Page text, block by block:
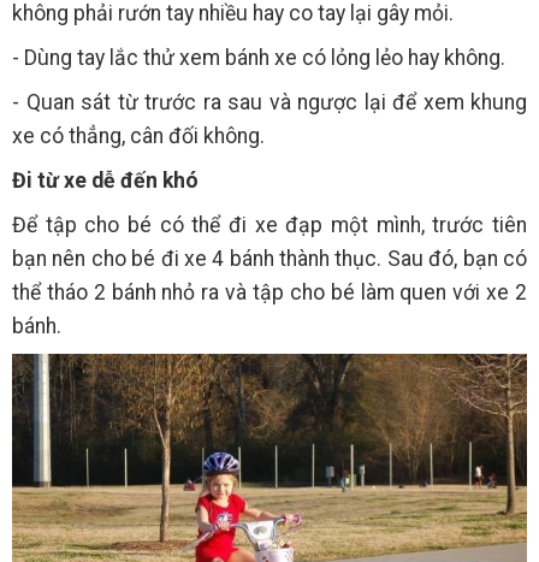
không phải rướn tay nhiều hay co tay lại gây mỏi.
- Dùng tay lắc thử xem bánh xe có lỏng lẻo hay không.
- Quan sát từ trước ra sau và ngược lại để xem khung
xe có thẳng, cân đối không.
Đi từ xe dễ đến khó
Để tập cho bé có thể đi xe đạp một mình, trước tiên
bạn nên cho bé đi xe 4 bánh thành thục. Sau đó, bạn có
thể tháo 2 bánh nhỏ ra và tập cho bé làm quen với xe 2
bánh.